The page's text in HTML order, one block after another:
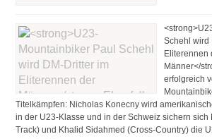
Schehl wird
Eliterennen
Männer</
erfolgreich
Titelkämpfen: Nicholas Konecny wird
in der U23-Klasse und in der Schweiz sichern sich
Track) und Khalid Sidahmed (Cross-Country) die